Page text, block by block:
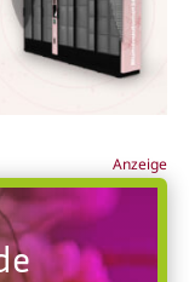
Anzeige